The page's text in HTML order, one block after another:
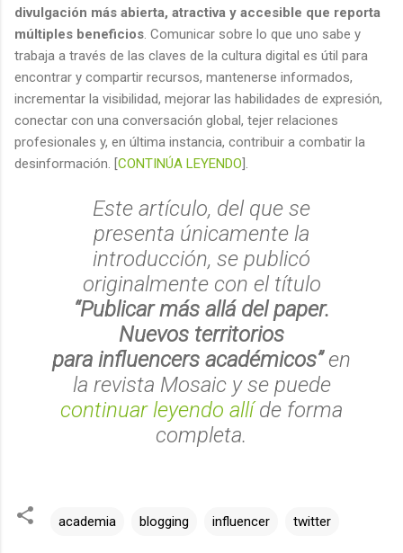
divulgación más abierta, atractiva y accesible que reporta
múltiples beneficios. Comunicar sobre lo que uno sabe y
trabaja a través de las claves de la cultura digital es útil para
encontrar y compartir recursos, mantenerse informados,
incrementar la visibilidad, mejorar las habilidades de expresión,
conectar con una conversación global, tejer relaciones
profesionales y, en última instancia, contribuir a combatir la
desinformación. [CONTINÚA LEYENDO].
Este artículo, del que se
presenta únicamente la
introducción, se publicó
originalmente con el título
“Publicar más allá delpaper.
Nuevos territorios
para influencers académicos”en
la revista Mosaic y se puede
continuar leyendo allíde forma
completa.
academia blogging influencer twitter